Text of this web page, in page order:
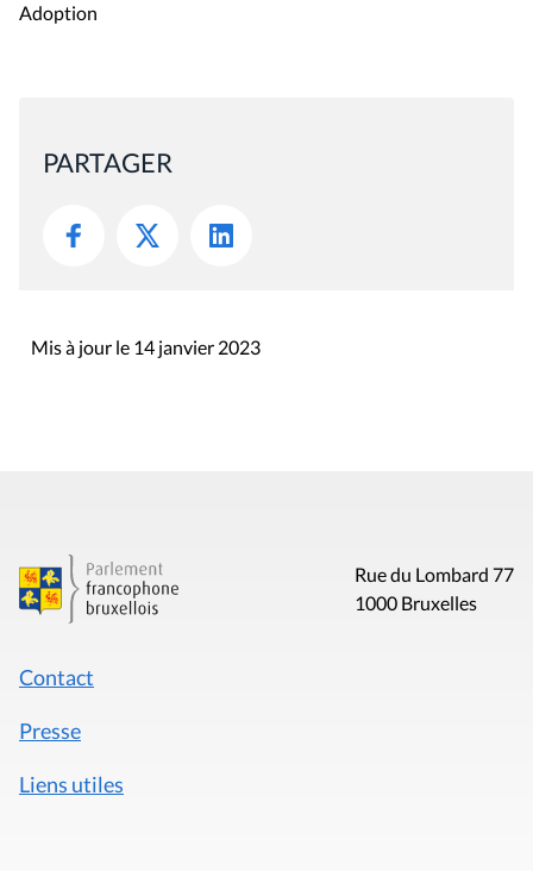
Adoption
PARTAGER
Mis à jour le 14 janvier 2023
Rue du Lombard 77
1000 Bruxelles
Contact
Presse
Liens utiles